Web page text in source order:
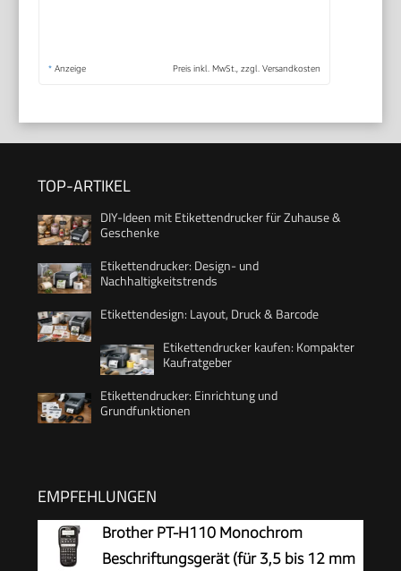
* Anzeige Preis inkl. MwSt., zzgl. Versandkosten
TOP-ARTIKEL
DIY-Ideen mit Etikettendrucker für Zuhause &
Geschenke
Etikettendrucker: Design- und
Nachhaltigkeitstrends
Etikettendesign: Layout, Druck & Barcode
Etikettendrucker kaufen: Kompakter
Kaufratgeber
Etikettendrucker: Einrichtung und
Grundfunktionen
EMPFEHLUNGEN
Brother PT-H110 Monochrom
Beschriftungsgerät (für 3,5 bis 12 mm